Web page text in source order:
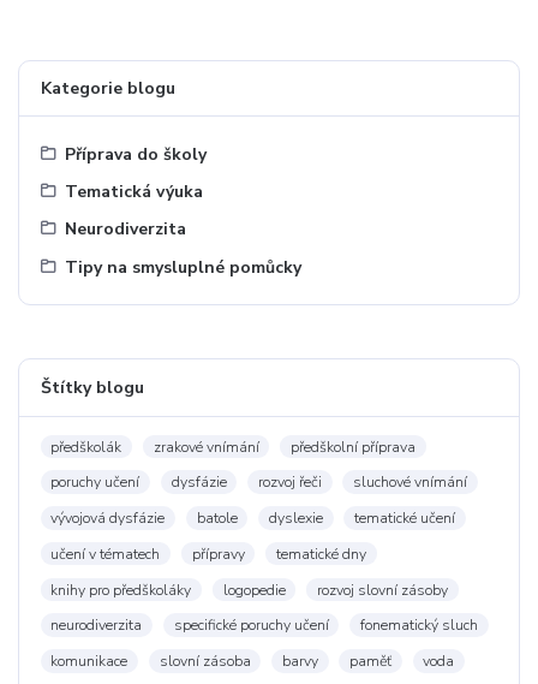
Kategorie blogu
Příprava do školy
Tematická výuka
Neurodiverzita
Tipy na smysluplné pomůcky
Štítky blogu
předškolák zrakové vnímání
předškolní příprava
poruchy učení
dysfázie rozvoj řeči
sluchové vnímání
vývojová dysfázie
batole dyslexie
tematické učení
učení v tématech
přípravy
tematické dny
knihy pro předškoláky
logopedie
rozvoj slovní zásoby
neurodiverzita
specifické poruchy učení
fonematický sluch
komunikace
slovní zásoba barvy paměť
voda